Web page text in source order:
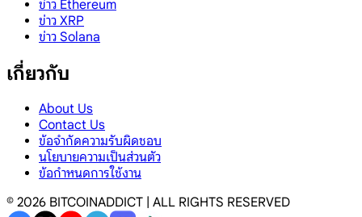
ข่าว Ethereum
ข่าว XRP
ข่าว Solana
เกี่ยวกับ
About Us
Contact Us
ข้อจำกัดความรับผิดชอบ
นโยบายความเป็นส่วนตัว
ข้อกำหนดการใช้งาน
© 2026 BITCOINADDICT | ALL RIGHTS RESERVED